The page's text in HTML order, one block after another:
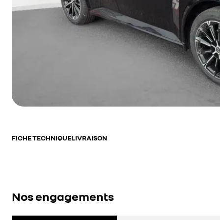
FICHE TECHNIQUELIVRAISON
Nos engagements